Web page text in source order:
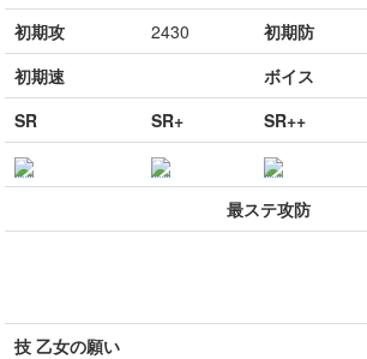
初期攻
2430 初期防
初期速
ボイス
SR
SR+ SR++
最ステ攻防
技 乙女の願い